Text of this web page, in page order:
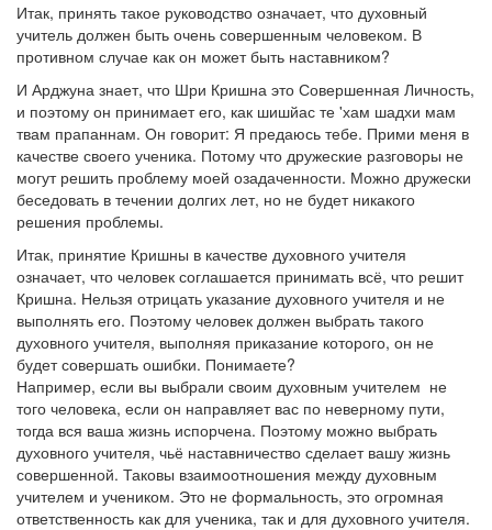
Итак, принять такое руководство означает, что духовный
учитель должен быть очень совершенным человеком. В
противном случае как он может быть наставником?
И Арджуна знает, что Шри Кришна это Совершенная Личность,
и поэтому он принимает его, как шишйас те 'хам шадхи мам
твам прапаннам. Он говорит: Я предаюсь тебе. Прими меня в
качестве своего ученика. Потому что дружеские разговоры не
могут решить проблему моей озадаченности. Можно дружески
беседовать в течении долгих лет, но не будет никакого
решения проблемы.
Итак, принятие Кришны в качестве духовного учителя
означает, что человек соглашается принимать всё, что решит
Кришна. Нельзя отрицать указание духовного учителя и не
выполнять его. Поэтому человек должен выбрать такого
духовного учителя, выполняя приказание которого, он не
будет совершать ошибки. Понимаете?
Например, если вы выбрали своим духовным учителем не
того человека, если он направляет вас по неверному пути,
тогда вся ваша жизнь испорчена. Поэтому можно выбрать
духовного учителя, чьё наставничество сделает вашу жизнь
совершенной. Таковы взаимоотношения между духовным
учителем и учеником. Это не формальность, это огромная
ответственность как для ученика, так и для духовного учителя.